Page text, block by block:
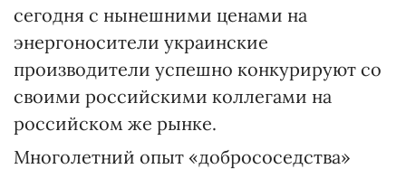
сегодня с нынешними ценами на
энергоносители украинские
производители успешно конкурируют со
своими российскими коллегами на
российском же рынке.
Многолетний опыт «добрососедства»